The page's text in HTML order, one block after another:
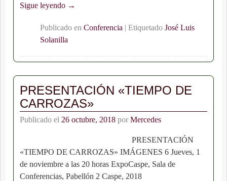
Sigue leyendo →
Publicado en Conferencia | Etiquetado José Luis
Solanilla
PRESENTACIÓN «TIEMPO DE
CARROZAS»
Publicado el 26 octubre, 2018 por Mercedes
PRESENTACIÓN
«TIEMPO DE CARROZAS» IMÁGENES 6 Jueves, 1
de noviembre a las 20 horas ExpoCaspe, Sala de
Conferencias, Pabellón 2 Caspe, 2018